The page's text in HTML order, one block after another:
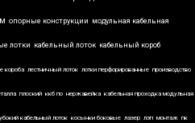
опорные конструкции модульная кабельная
лотки кабельный лоток кабельный короб
короба лестничный лоток лотки перфорированные производство
плоский ккб по нержавейка кабельная проходка модульная
кабельный лоток косынки боковые лазер лэп монтаж пк